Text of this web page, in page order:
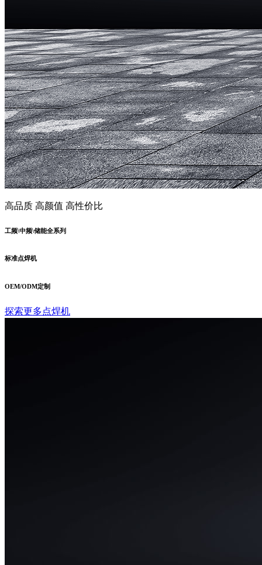
高品质 高颜值 高性价比
工频\中频\储能全系列
标准点焊机
OEM/ODM定制
探索更多点焊机